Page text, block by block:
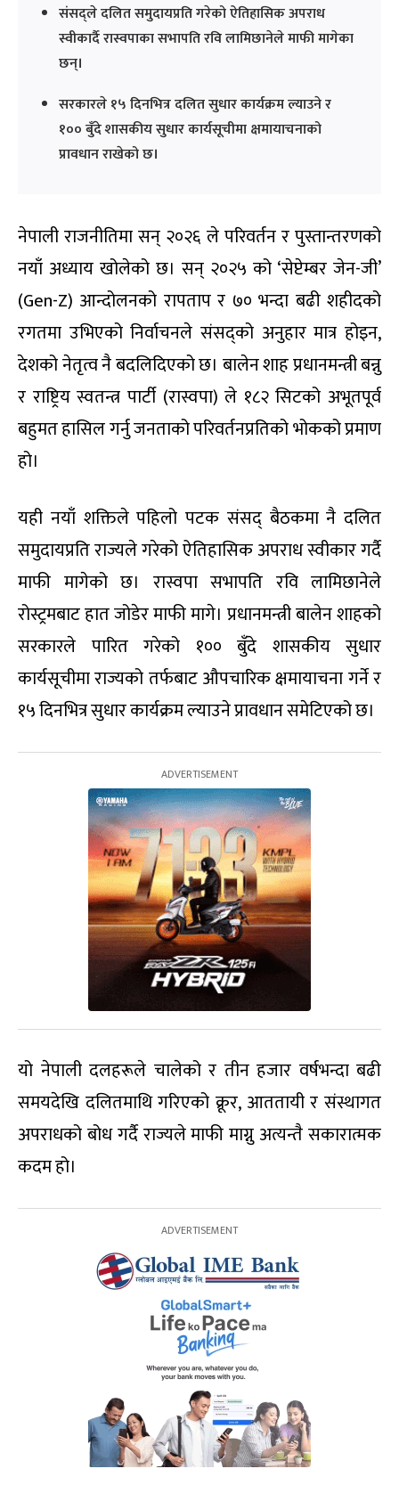
संसद्ले दलित समुदायप्रति गरेको ऐतिहासिक अपराध
स्वीकार्दै रास्वपाका सभापति रवि लामिछानेले माफी मागेका
छन्।
सरकारले १५ दिनभित्र दलित सुधार कार्यक्रम ल्याउने र
१०० बुँदे शासकीय सुधार कार्यसूचीमा क्षमायाचनाको
प्रावधान राखेको छ।
नेपाली राजनीतिमा सन् २०२६ ले परिवर्तन र पुस्तान्तरणको
नयाँ अध्याय खोलेको छ। सन् २०२५ को ‘सेप्टेम्बर जेन-जी’
(Gen-Z) आन्दोलनको रापताप र ७० भन्दा बढी शहीदको
रगतमा उभिएको निर्वाचनले संसद्को अनुहार मात्र होइन,
देशको नेतृत्व नै बदलिदिएको छ। बालेन शाह प्रधानमन्त्री बन्नु
र राष्ट्रिय स्वतन्त्र पार्टी (रास्वपा) ले १८२ सिटको अभूतपूर्व
बहुमत हासिल गर्नु जनताको परिवर्तनप्रतिको भोकको प्रमाण
हो।
यही नयाँ शक्तिले पहिलो पटक संसद् बैठकमा नै दलित
समुदायप्रति राज्यले गरेको ऐतिहासिक अपराध स्वीकार गर्दै
माफी मागेको छ। रास्वपा सभापति रवि लामिछानेले
रोस्ट्रमबाट हात जोडेर माफी मागे। प्रधानमन्त्री बालेन शाहको
सरकारले पारित गरेको १०० बुँदे शासकीय सुधार
कार्यसूचीमा राज्यको तर्फबाट औपचारिक क्षमायाचना गर्ने र
१५ दिनभित्र सुधार कार्यक्रम ल्याउने प्रावधान समेटिएको छ।
यो नेपाली दलहरूले चालेको र तीन हजार वर्षभन्दा बढी
समयदेखि दलितमाथि गरिएको क्रूर, आततायी र संस्थागत
अपराधको बोध गर्दै राज्यले माफी माग्नु अत्यन्तै सकारात्मक
कदम हो।